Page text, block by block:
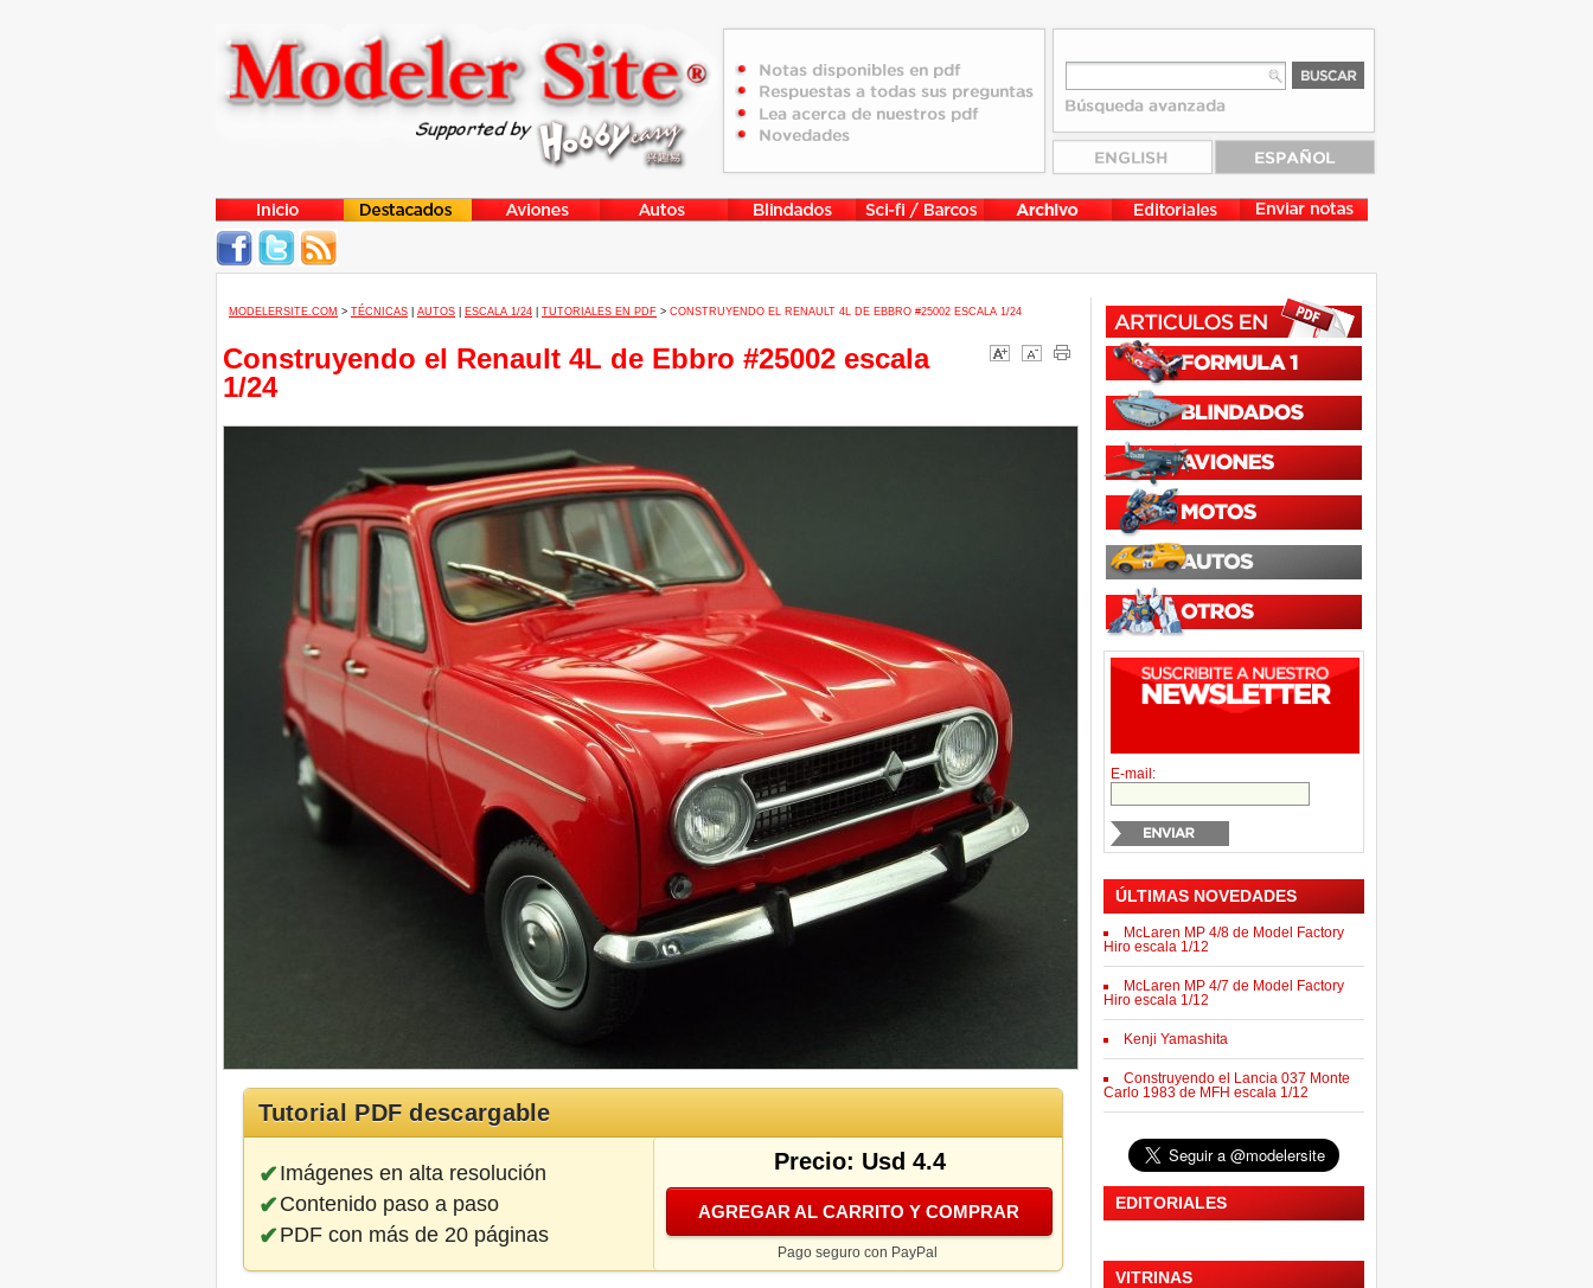
MODELERSITE.COM > TÉCNICAS AUTOS ESCALA 1/24 TUTORIALES EN PDF > CONSTRUYENDO EL RENAULT 4L DE EBBRO #25002 ESCALA 1/24
Construyendo el Renault 4L de Ebbro #25002 escala
1/24
Tutorial PDF descargable
Imágenes en alta resolución
Contenido paso a paso
PDF con más de 20 páginas
Precio: Usd 4.4
AGREGAR AL CARRITO Y COMPRAR
Pago seguro con PayPal
E-mail:
ÚLTIMAS NOVEDADES
McLaren MP 4/8 de Model Factory
Hiro escala 1/12
McLaren MP 4/7 de Model Factory
Hiro escala 1/12
Kenji Yamashita
Construyendo el Lancia 037 Monte
Carlo 1983 de MFH escala 1/12
EDITORIALES
VITRINAS